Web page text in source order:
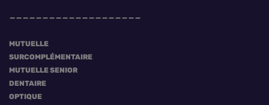
MUTUELLE
SURCOMPLÉMENTAIRE
MUTUELLE SENIOR
DENTAIRE
OPTIQUE